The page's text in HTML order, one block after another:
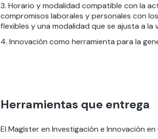
3. Horario y modalidad compatible con la
compromisos laborales y personales con
flexibles y una modalidad que se ajusta a la
4. Innovación como herramienta para la
Herramientas que entrega
El Magíster en Investigación e Innovación